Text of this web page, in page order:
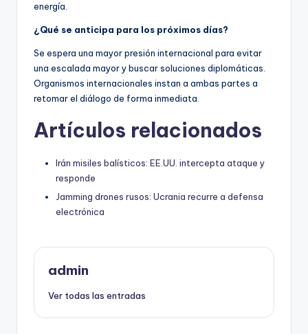
energía.
¿Qué se anticipa para los próximos días?
Se espera una mayor presión internacional para evitar
una escalada mayor y buscar soluciones diplomáticas.
Organismos internacionales instan a ambas partes a
retomar el diálogo de forma inmediata.
Artículos relacionados
Irán misiles balísticos: EE.UU. intercepta ataque y
responde
Jamming drones rusos: Ucrania recurre a defensa
electrónica
admin
Ver todas las entradas